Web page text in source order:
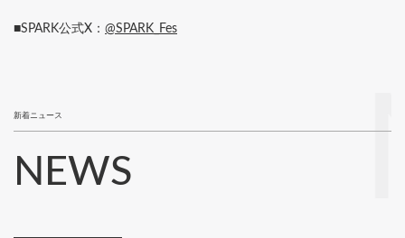
■SPARK公式X： @SPARK_Fes
新着ニュース
NEWS